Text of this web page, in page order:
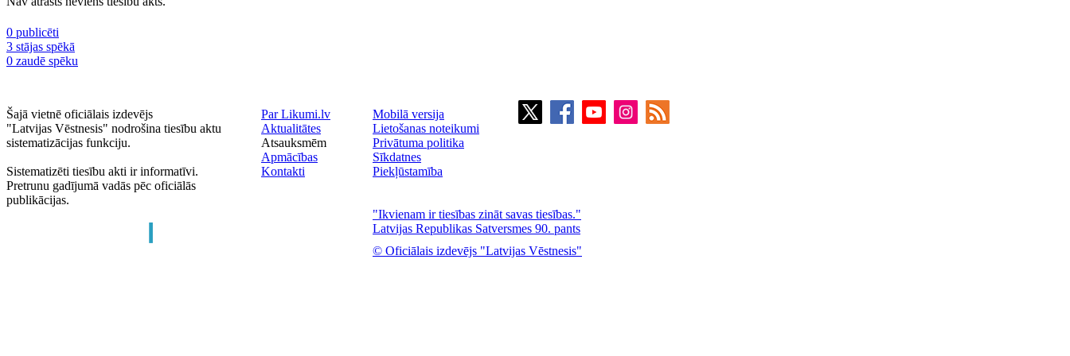
0 publicēti
3 stājas spēkā
0 zaudē spēku
Šajā vietnē oficiālais izdevējs
"Latvijas Vēstnesis" nodrošina tiesību aktu
sistematizācijas funkciju.
Sistematizēti tiesību akti ir informatīvi.
Pretrunu gadījumā vadās pēc oficiālās
publikācijas.
Par Likumi.lv
Aktualitātes
Atsauksmēm
Apmācības
Kontakti
Mobilā versija
Lietošanas noteikumi
Privātuma politika
Sīkdatnes
Piekļūstamība
"Ikvienam ir tiesības zināt savas tiesības."
Latvijas Republikas Satversmes 90. pants
© Oficiālais izdevējs "Latvijas Vēstnesis"